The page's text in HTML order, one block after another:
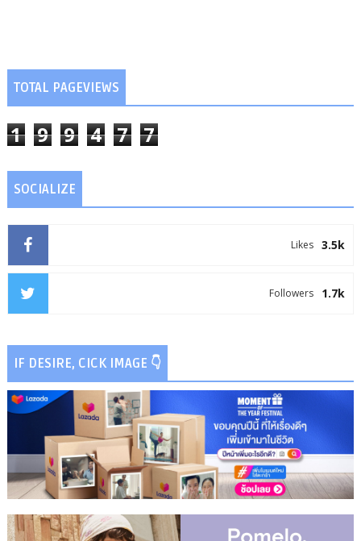
TOTAL PAGEVIEWS
1 9 9 4 7 7
SOCIALIZE
3.5k
Likes
1.7k
Followers
IF DESIRE, CICK IMAGE 👇